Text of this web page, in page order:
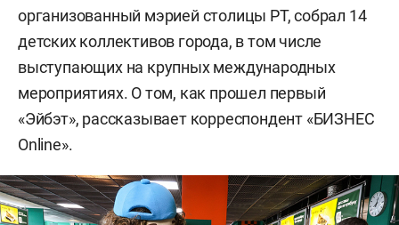
организованный мэрией столицы РТ, собрал 14
детских коллективов города, в том числе
выступающих на крупных международных
мероприятиях. О том, как прошел первый
«Эйбэт», рассказывает корреспондент «БИЗНЕС
Online».